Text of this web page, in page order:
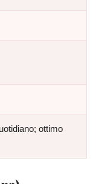
ottimo